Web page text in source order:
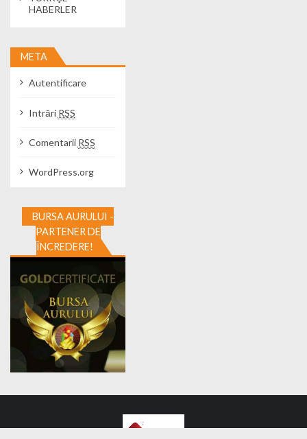
HABERLER
META
Autentificare
Intrări RSS
Comentarii RSS
WordPress.org
BURSA AURULUI -
PARTENER DE
ÎNCREDERE!